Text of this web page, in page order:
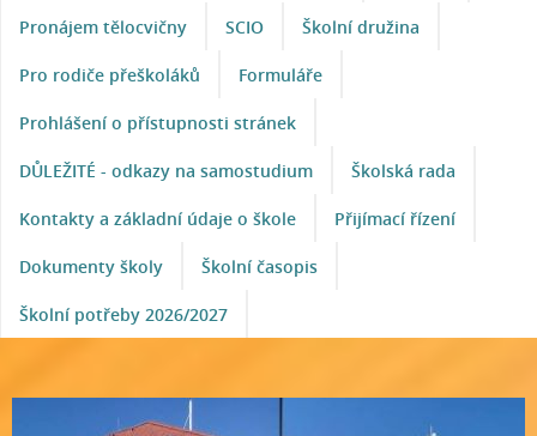
Pronájem tělocvičny SCIO Školní družina
Pro rodiče přeškoláků Formuláře
Prohlášení o přístupnosti stránek
DŮLEŽITÉ - odkazy na samostudium Školská rada
Kontakty a základní údaje o škole Přijímací řízení
Dokumenty školy Školní časopis
Školní potřeby 2026/2027